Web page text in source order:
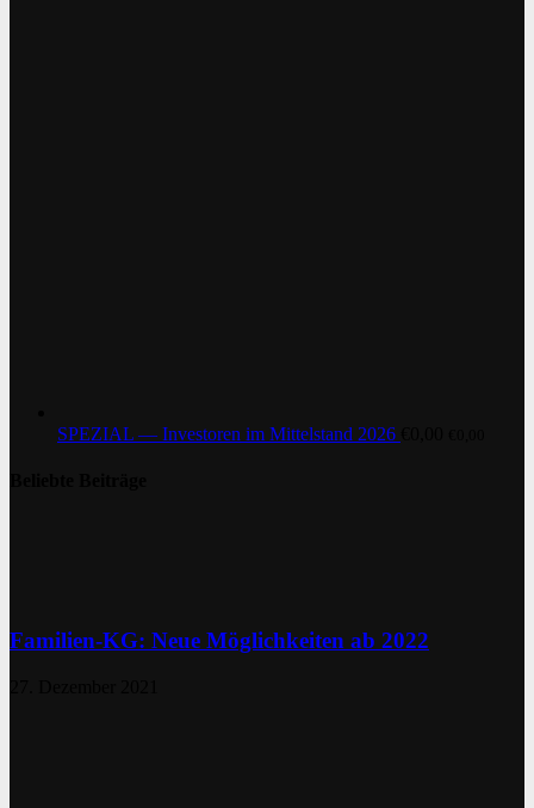
SPEZIAL — Investoren im Mittelstand 2026
Familien-KG: Neue Möglichkeiten ab 2022